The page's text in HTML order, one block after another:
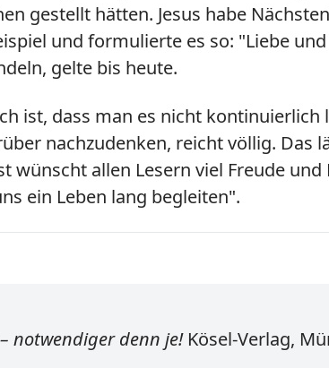
gestellt hätten. Jesus habe
und formulierte es so: "Liebe
gelte bis heute.
ist, dass man es nicht
nachzudenken, reicht völlig.
wünscht allen Lesern viel Freude
ein Leben lang begleiten".
notwendiger denn je!Kösel-Verlag,